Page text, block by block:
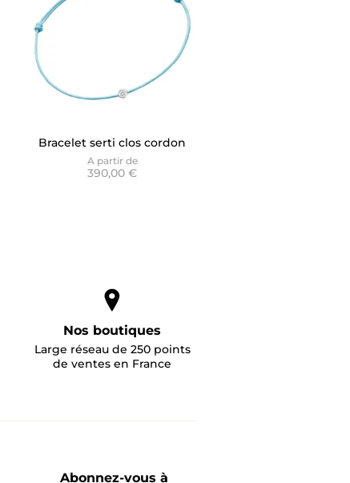
Bracelet serti clos cordon
bleu - Only Diamond
A partir de
390,00 €
Nos boutiques
Large réseau de 250 points
de ventes en France
Abonnez-vous à